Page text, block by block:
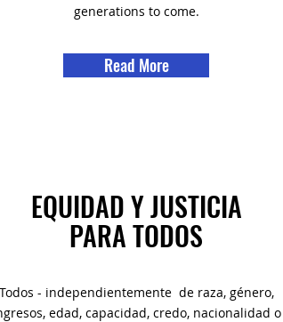
generations to come.
Read More
EQUIDAD Y JUSTICIA
PARA TODOS
Todos - independientemente de raza, género,
edad, capacidad, credo, nacionalidad o